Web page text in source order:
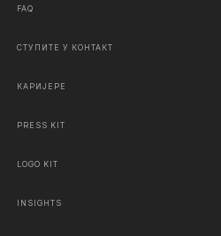
FAQ
СТУПИТЕ У КОНТАКТ
КАРИЈЕРЕ
PRESS KIT
LOGO KIT
INSIGHTS